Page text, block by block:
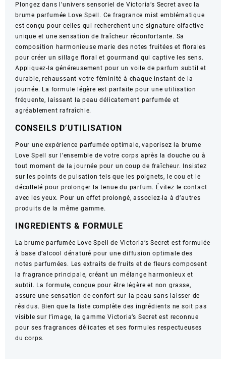
Spell
Fragrance
Mist
–
Brume
parfumée
pour
le
corps
–
250
/
8.4
fl
oz
Plongez dans l’univers sensoriel de Victoria’s Secret avec la
brume parfumée Love Spell. Ce fragrance mist emblématique
est conçu pour celles qui recherchent une signature olfactive
unique et une sensation de fraîcheur réconfortante. Sa
composition harmonieuse marie des notes fruitées et florales
pour créer un sillage floral et gourmand qui captive les sens.
Appliquez-la généreusement pour un voile de parfum subtil et
durable, rehaussant votre féminité à chaque instant de la
journée. La formule légère est parfaite pour une utilisation
fréquente, laissant la peau délicatement parfumée et
agréablement rafraîchie.
CONSEILS D’UTILISATION
Pour une expérience parfumée optimale, vaporisez la brume
Love Spell sur l’ensemble de votre corps après la douche ou à
tout moment de la journée pour un coup de fraîcheur. Insistez
sur les points de pulsation tels que les poignets, le cou et le
décolleté pour prolonger la tenue du parfum. Évitez le contact
avec les yeux. Pour un effet prolongé, associez-la à d’autres
produits de la même gamme.
INGREDIENTS & FORMULE
La brume parfumée Love Spell de Victoria’s Secret est formulée
à base d’alcool dénaturé pour une diffusion optimale des
notes parfumées. Les extraits de fruits et de fleurs composent
la fragrance principale, créant un mélange harmonieux et
subtil. La formule, conçue pour être légère et non grasse,
assure une sensation de confort sur la peau sans laisser de
résidus. Bien que la liste complète des ingrédients ne soit pas
visible sur l’image, la gamme Victoria’s Secret est reconnue
pour ses fragrances délicates et ses formules respectueuses
du corps.